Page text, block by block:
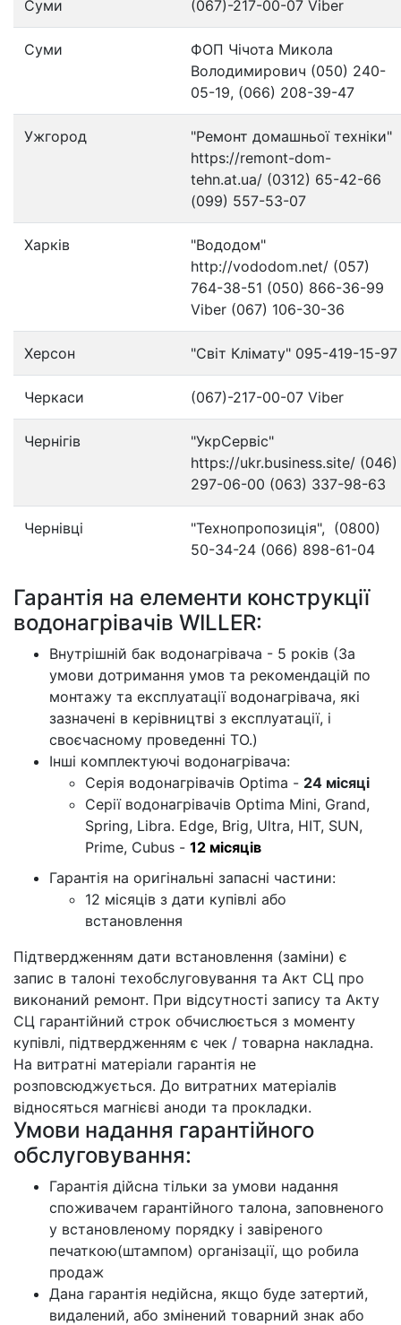
Суми (067)-217-00-07 Viber
Суми
ФОП Чічота Микола
Володимирович (050) 240-
05-19, (066) 208-39-47
Ужгород
"Ремонт домашньої техніки"
https://remont-dom-
tehn.at.ua/ (0312) 65-42-66
(099) 557-53-07
Харків
"Вододом"
http://vododom.net/ (057)
764-38-51 (050) 866-36-99
Viber (067) 106-30-36
Херсон "Світ Клімату" 095-419-15-97
Черкаси (067)-217-00-07 Viber
Чернігів
"УкрСервіс"
https://ukr.business.site/ (046)
297-06-00 (063) 337-98-63
Чернівці
"Технопропозиція", (0800)
50-34-24 (066) 898-61-04
Гарантія на елементи конструкції
водонагрівачів WILLER:
Внутрішній бак водонагрівача - 5 років (За
умови дотримання умов та рекомендацій по
монтажу та експлуатації водонагрівача, які
зазначені в керівництві з експлуатації, і
своєчасному проведенні ТО.)
Інші комплектуючі водонагрівача:
Серія водонагрівачів Optima - 24 місяці
Серії водонагрівачів Optima Mini, Grand,
Spring, Libra. Edge, Brig, Ultra, HIT, SUN,
Prime, Cubus - 12 місяців
Гарантія на оригінальні запасні частини:
12 місяців з дати купівлі або
встановлення
Підтвердженням дати встановлення (заміни) є
запис в талоні техобслуговування та Акт СЦ про
виконаний ремонт. При відсутності запису та Акту
СЦ гарантійний строк обчислюється з моменту
купівлі, підтвердженням є чек / товарна накладна.
На витратні матеріали гарантія не
розповсюджується. До витратних матеріалів
відносяться магнієві аноди та прокладки.
Умови надання гарантійного
обслуговування:
Гарантія дійсна тільки за умови надання
споживачем гарантійного талона, заповненого
у встановленому порядку і завіреного
печаткою(штампом) організації, що робила
продаж
Дана гарантія недійсна, якщо буде затертий,
видалений, або змінений товарний знак або